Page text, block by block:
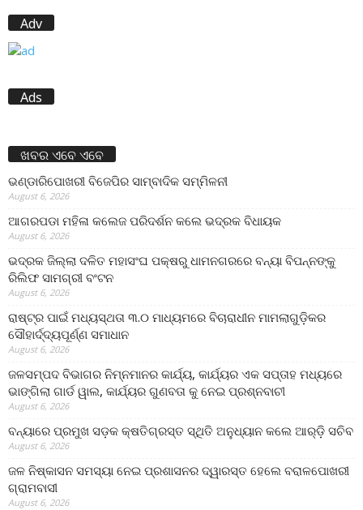
Adv
Ads
ଖବର ଏବେ ଏବେ
ଭଣ୍ଡାରିପୋଖରୀ ବିଜେପିର ସାମ୍ବାଦିକ ସମ୍ମିଳନୀ
August 6, 2026
ଆଗରପଡା ମହିଳା କଲେଜ ପରିଦର୍ଶନ କଲେ ଭଦ୍ରକ ବିଧାୟକ
August 6, 2026
ଭଦ୍ରକ ଜିଲ୍ଲା ଦଳିତ ମହାସଂଘ ପକ୍ଷରୁ ଧାମନଗରରେ ବନ୍ୟା ବିପନ୍ନଙ୍କୁ
ରିଲିଫ ସାମଗ୍ରୀ ବଂଟନ
August 6, 2026
ରାଷ୍ଟ୍ର ପାଇଁ ମଧ୍ୟସ୍ଥତା ୩.୦ ମାଧ୍ୟମରେ ବିଚାରାଧୀନ ମାମଲାଗୁଡ଼ିକର
ସୌହାର୍ଦ୍ଦ୍ୟପୂର୍ଣ୍ଣ ସମାଧାନ
August 6, 2026
ଜଳସମ୍ପଦ ବିଭାଗର ନିମ୍ନମାନର କାର୍ଯ୍ୟ, କାର୍ଯ୍ୟର ଏକ ସପ୍ତାହ ମଧ୍ୟରେ
ଭାଙ୍ଗିଲା ଗାର୍ଡ ୱାଲ, କାର୍ଯ୍ୟର ଗୁଣବତା କୁ ନେଇ ପ୍ରଶ୍ନବାଚୀ
August 6, 2026
ବନ୍ୟାରେ ପ୍ରମୁଖ ସଡ଼କ କ୍ଷତିଗ୍ରସ୍ତ ସ୍ଥିତି ଅନୁଧ୍ୟାନ କଲେ ଆର୍‌ଡ଼ି ସଚିବ
August 6, 2026
ଜଳ ନିଷ୍କାସନ ସମସ୍ୟା ନେଇ ପ୍ରଶାସନର ଦ୍ୱାରସ୍ତ ହେଲେ ବରାଳପୋଖରୀ
ଗ୍ରାମବାସୀ
August 6, 2026